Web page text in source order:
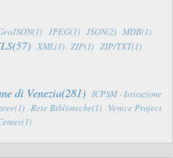
JPEG(1) JSON(2)
MDB(1)
XML(1) ZIP(1) ZIP/TXT(1)
di Venezia(281)
ICPSM - Istituzione
Rete Biblioteche(1)
Venice Project